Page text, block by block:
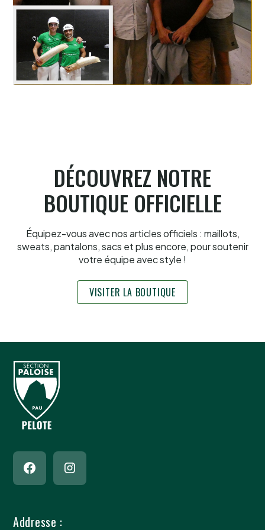
DÉCOUVREZ NOTRE
BOUTIQUE OFFICIELLE
Équipez-vous avec nos articles officiels : maillots,
sweats, pantalons, sacs et plus encore, pour soutenir
votre équipe avec style !
VISITER LA BOUTIQUE
Addresse :